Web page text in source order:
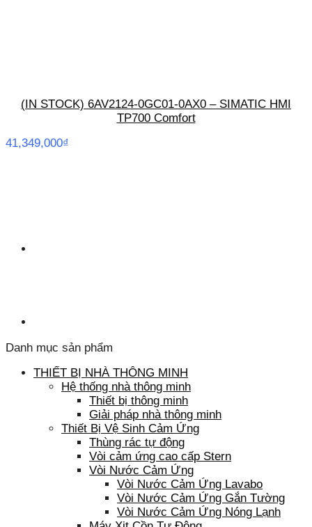
(IN STOCK) 6AV2124-0GC01-0AX0 – SIMATIC HMI
TP700 Comfort
41,349,000₫
Danh mục sản phẩm
THIẾT BỊ NHÀ THÔNG MINH
Hệ thống nhà thông minh
Thiết bị thông minh
Giải pháp nhà thông minh
Thiết Bị Vệ Sinh Cảm Ứng
Thùng rác tự động
Vòi cảm ứng cao cấp Stern
Vòi Nước Cảm Ứng
Vòi Nước Cảm Ứng Lavabo
Vòi Nước Cảm Ứng Gắn Tường
Vòi Nước Cảm Ứng Nóng Lạnh